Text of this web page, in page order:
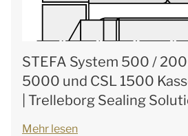
STEFA System 500 /
5000 und CSL 1500
| Trelleborg Sealing
Mehr lesen